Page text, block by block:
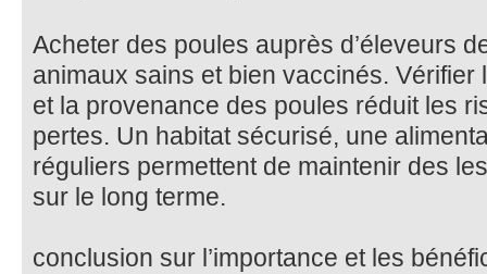
Acheter des poules auprès d’éleveurs
animaux sains et bien vaccinés.
et la provenance des poules réduit les
pertes. Un habitat sécurisé, une
réguliers permettent de maintenir des
sur le long terme.
conclusion sur l’importance et les